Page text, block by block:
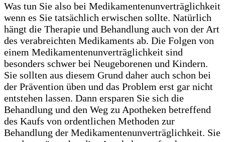
Was tun Sie also bei Medikamentenunverträglichkeit
wenn es Sie tatsächlich erwischen sollte. Natürlich
hängt die Therapie und Behandlung auch von der Art
des verabreichten Medikaments ab. Die Folgen von
einem Medikamentenunverträglichkeit sind
besonders schwer bei Neugeborenen und Kindern.
Sie sollten aus diesem Grund daher auch schon bei
der Prävention üben und das Problem erst gar nicht
entstehen lassen. Dann ersparen Sie sich die
Behandlung und den Weg zu Apotheken betreffend
des Kaufs von ordentlichen Methoden zur
Behandlung der Medikamentenunverträglichkeit. Sie